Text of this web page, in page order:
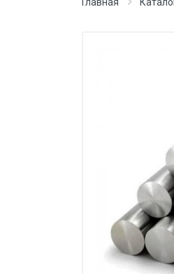
Производство
Штакетник
Черный
Нержавеющий